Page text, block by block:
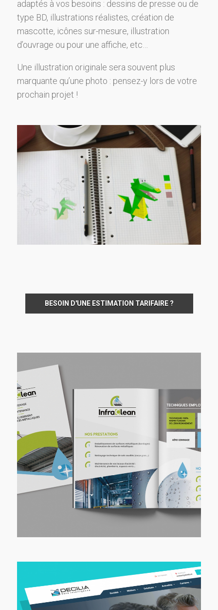
adaptés à vos besoins : dessins de presse ou de
type BD, illustrations réalistes, création de
mascotte, icônes sur-mesure, illustration
d’ouvrage ou pour une affiche, etc…
Une illustration originale sera souvent plus
marquante qu’une photo : pensez-y lors de votre
prochain projet !
BESOIN D'UNE ESTIMATION TARIFAIRE ?